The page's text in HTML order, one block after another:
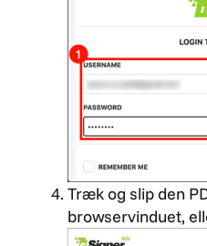
Træk og slip den
browservinduet,